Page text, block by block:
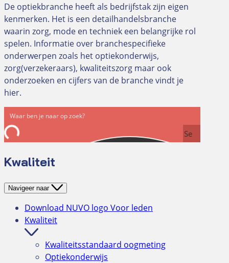
De optiekbranche heeft als bedrijfstak zijn eigen
kenmerken. Het is een detailhandelsbranche
waarin zorg, mode en techniek een belangrijke rol
spelen. Informatie over branchespecifieke
onderwerpen zoals het optiekonderwijs,
zorg(verzekeraars), kwaliteitszorg maar ook
onderzoeken en cijfers van de branche vindt je
hier.
Se
Kwaliteit
Navigeer naar
Download NUVO logo Voor leden
Kwaliteit
Kwaliteitsstandaard oogmeting
Optiekonderwijs